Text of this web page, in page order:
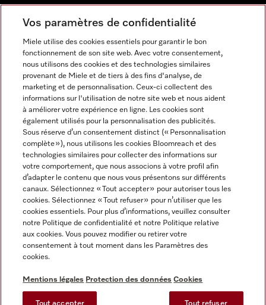
Langue
FRANÇAIS
Informations légales
CGV
Protection des données
Conditions d’utilisation
Digital Services Act
Miele sur Facebook
Miele sur Youtube
Miele sur Instagram
Miele sur Pinterest
Vos paramètres de confidentialité
Miele utilise des cookies essentiels pour garantir le bon
fonctionnement de son site web. Avec votre consentement,
nous utilisons des cookies et des technologies similaires
provenant de Miele et de tiers à des fins d'analyse, de
marketing et de personnalisation. Ceux-ci collectent des
informations sur l'utilisation de notre site web et nous aident
à améliorer votre expérience en ligne. Les cookies sont
également utilisés pour la personnalisation des publicités.
Sous réserve d’un consentement distinct (« Personnalisation
complète »), nous utilisons les cookies Bloomreach et des
technologies similaires pour collecter des informations sur
votre comportement, que nous associons à votre profil afin
d’adapter le contenu que nous vous présentons sur différents
canaux. Sélectionnez « Tout accepter » pour autoriser tous les
cookies. Sélectionnez « Tout refuser » pour n’utiliser que les
cookies essentiels. Pour plus d’informations, veuillez consulter
notre Politique de confidentialité et notre Politique relative
aux cookies. Vous pouvez modifier ou retirer votre
consentement à tout moment dans les Paramètres des
cookies.
Mentions légales Protection des données Cookies